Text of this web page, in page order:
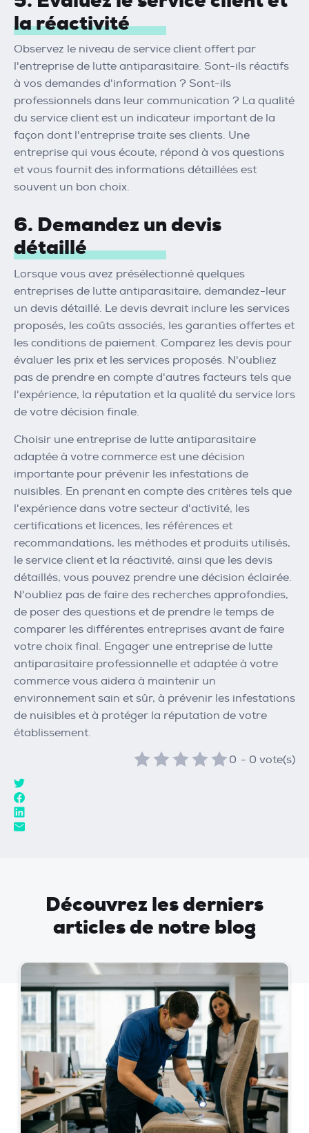
la réactivité
Observez le niveau de service client offert par
l'entreprise de lutte antiparasitaire. Sont-ils réactifs
à vos demandes d'information ? Sont-ils
professionnels dans leur communication ? La qualité
du service client est un indicateur important de la
façon dont l'entreprise traite ses clients. Une
entreprise qui vous écoute, répond à vos questions
et vous fournit des informations détaillées est
souvent un bon choix.
6. Demandez un devis
détaillé
Lorsque vous avez présélectionné quelques
entreprises de lutte antiparasitaire, demandez-leur
un devis détaillé. Le devis devrait inclure les services
proposés, les coûts associés, les garanties offertes et
les conditions de paiement. Comparez les devis pour
évaluer les prix et les services proposés. N'oubliez
pas de prendre en compte d'autres facteurs tels que
l'expérience, la réputation et la qualité du service lors
de votre décision finale.
Choisir une entreprise de lutte antiparasitaire
adaptée à votre commerce est une décision
importante pour prévenir les infestations de
nuisibles. En prenant en compte des critères tels que
l'expérience dans votre secteur d'activité, les
certifications et licences, les références et
recommandations, les méthodes et produits utilisés,
le service client et la réactivité, ainsi que les devis
détaillés, vous pouvez prendre une décision éclairée.
N'oubliez pas de faire des recherches approfondies,
de poser des questions et de prendre le temps de
comparer les différentes entreprises avant de faire
votre choix final. Engager une entreprise de lutte
antiparasitaire professionnelle et adaptée à votre
commerce vous aidera à maintenir un
environnement sain et sûr, à prévenir les infestations
de nuisibles et à protéger la réputation de votre
établissement.
0 - 0 vote(s)
Découvrez les derniers
articles de notre blog